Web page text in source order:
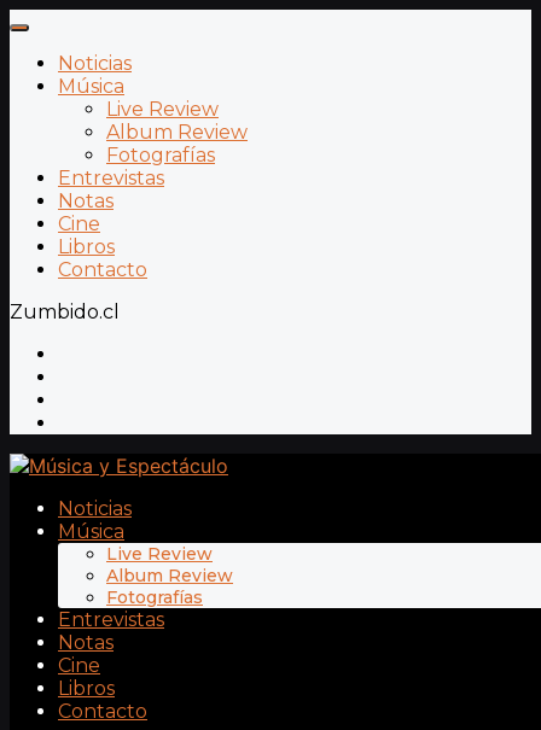
Noticias
Música
Live Review
Album Review
Fotografías
Entrevistas
Notas
Cine
Libros
Contacto
Zumbido.cl
Noticias
Música
Live Review
Album Review
Fotografías
Entrevistas
Notas
Cine
Libros
Contacto